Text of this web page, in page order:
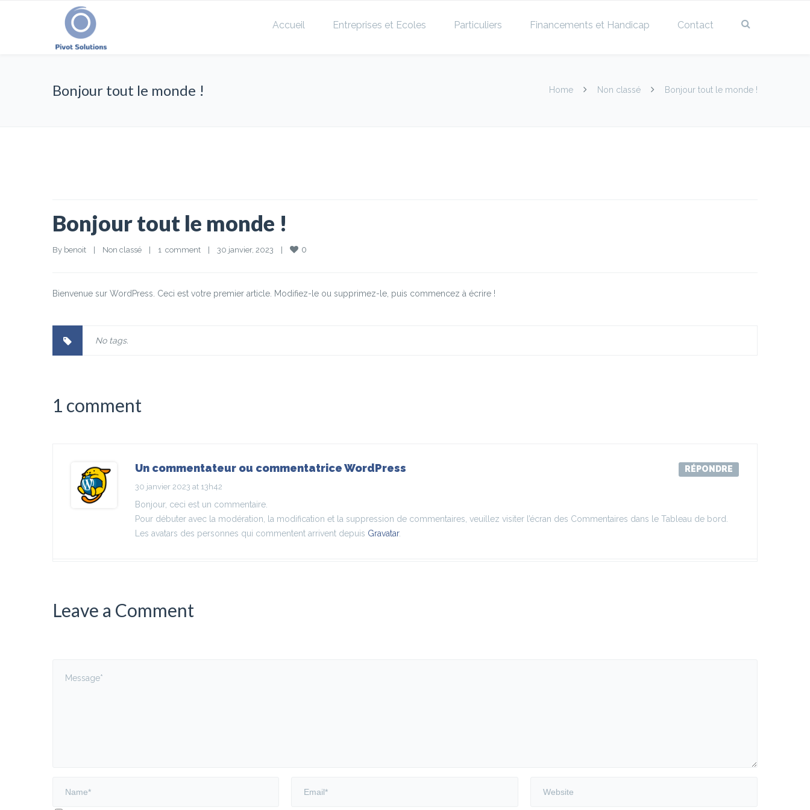
Accueil Entreprises et Ecoles Particuliers Financements et Handicap Contact
Bonjour tout le monde ! Home Non classé Bonjour tout le monde !
Bonjour tout le monde !
By benoit Non classé 1  comment 30 janvier, 2023 0
Bienvenue sur WordPress. Ceci est votre premier article. Modifiez-le ou supprimez-le, puis commencez à écrire !
No tags.
1 comment
Un commentateur ou commentatrice WordPress RÉPONDRE
30 janvier 2023 at 13h42
Bonjour, ceci est un commentaire.
Pour débuter avec la modération, la modification et la suppression de commentaires, veuillez visiter l’écran des Commentaires dans le Tableau de bord.
Les avatars des personnes qui commentent arrivent depuis Gravatar.
Leave a Comment